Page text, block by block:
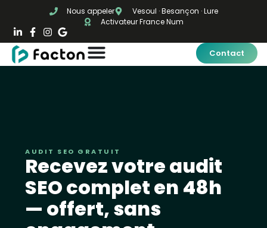
Nous appeler
Vesoul · Besançon · Lure
Activateur France Num
Contact
AUDIT SEO GRATUIT
Recevez votre audit
SEO complet en 48h
— offert, sans